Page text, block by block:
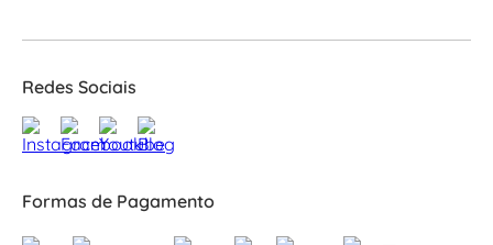
Redes Sociais
Formas de Pagamento